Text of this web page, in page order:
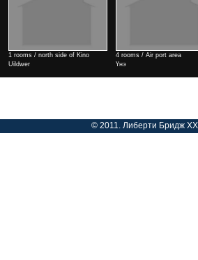
1 rooms / north side of Kino
Uildwer
4 rooms / Air port area
Үнэ
© 2011. Либерти Бридж